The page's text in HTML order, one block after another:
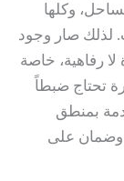
وكلها
لذلك صار وجود
رفاهية، خاصة
تحتاج ضبطاً
بمنطق
على